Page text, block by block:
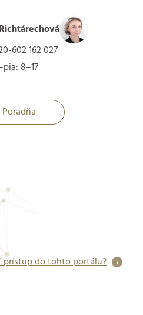
602 162 027
8–17
Poradňa
prístup do tohto portálu?